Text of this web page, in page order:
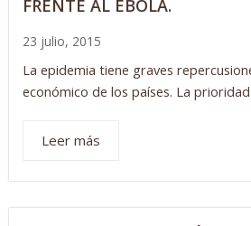
FRENTE AL ÉBOLA.
23 julio, 2015
La epidemia tiene graves
económico de los países. La prioridad
Leer más